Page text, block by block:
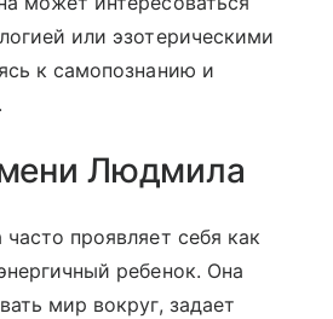
или эзотерическими
к самопознанию и
Людмила
проявляет себя как
ребенок. Она
мир вокруг, задает